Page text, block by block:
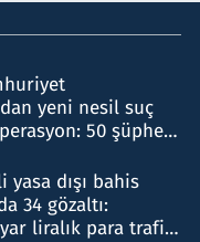
yeni nesil suç
50 şüpheli
dışı bahis
34 gözaltı:
liralık para trafiği